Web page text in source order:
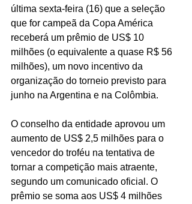
última sexta-feira (16) que a seleção
que for campeã da Copa América
receberá um prêmio de US$ 10
milhões (o equivalente a quase R$ 56
milhões), um novo incentivo da
organização do torneio previsto para
junho na Argentina e na Colômbia.
O conselho da entidade aprovou um
aumento de US$ 2,5 milhões para o
vencedor do troféu na tentativa de
tornar a competição mais atraente,
segundo um comunicado oficial. O
prêmio se soma aos US$ 4 milhões